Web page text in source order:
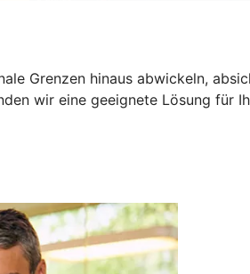
Grenzen hinaus abwickeln,
wir eine geeignete Lösung für